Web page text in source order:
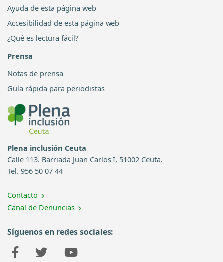
Ayuda de esta página web
Accesibilidad de esta página web
¿Qué es lectura fácil?
Prensa
Notas de prensa
Guía rápida para periodistas
Plena inclusión Ceuta
Calle 113. Barriada Juan Carlos I, 51002 Ceuta.
Tel. 956 50 07 44
Contacto
Canal de Denuncias
Síguenos en redes sociales: